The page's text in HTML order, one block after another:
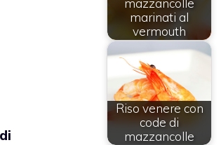
mazzancolle
marinati al
vermouth
Riso venere con
code di
mazzancolle